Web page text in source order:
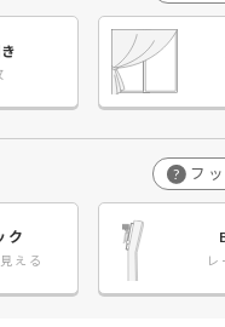
? フ
ク
える レ